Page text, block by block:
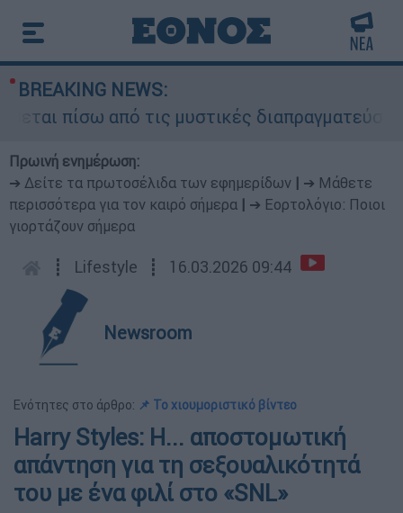
BREAKING NEWS:
πίσω από τις μυστικές διαπραγματεύσεις
Πρωινή ενημέρωση:
➔ Δείτε τα πρωτοσέλιδα των εφημερίδων
➔ Μάθετε
περισσότερα για τον καιρό σήμερα
➔ Εορτολόγιο: Ποιοι
γιορτάζουν σήμερα
┋ Lifestyle ┋ 16.03.2026 09:44
Newsroom
Ενότητες στο άρθρο: 📌 Το χιουμοριστικό βίντεο
Harry Styles: Η... αποστομωτική
απάντηση για τη σεξουαλικότητά
του με ένα φιλί στο «SNL»